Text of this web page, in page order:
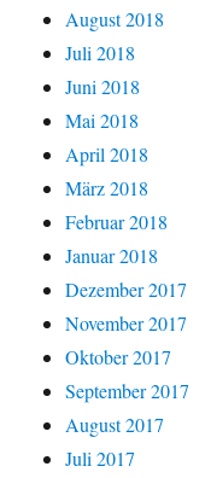
August 2018
Juli 2018
Juni 2018
Mai 2018
April 2018
März 2018
Februar 2018
Januar 2018
Dezember 2017
November 2017
Oktober 2017
September 2017
August 2017
Juli 2017